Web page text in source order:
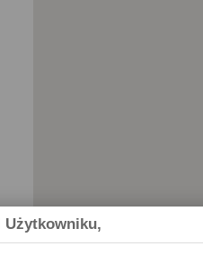
Użytkowniku,